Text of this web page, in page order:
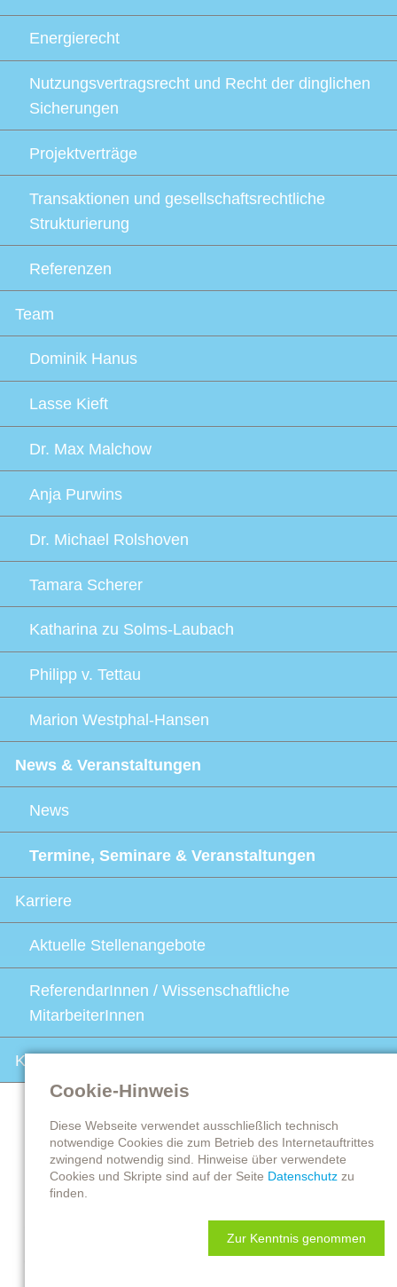
Energierecht
Nutzungsvertragsrecht und Recht der dinglichen
Sicherungen
Projektverträge
Transaktionen und gesellschaftsrechtliche
Strukturierung
Referenzen
Team
Dominik Hanus
Lasse Kieft
Dr. Max Malchow
Anja Purwins
Dr. Michael Rolshoven
Tamara Scherer
Katharina zu Solms-Laubach
Philipp v. Tettau
Marion Westphal-Hansen
News & Veranstaltungen
News
Termine, Seminare & Veranstaltungen
Karriere
Aktuelle Stellenangebote
ReferendarInnen / Wissenschaftliche
MitarbeiterInnen
Kontakt
Entschieden für Erneuerbare
das Team der tettau Partnerschaft
Cookie-Hinweis
Diese Webseite verwendet ausschließlich technisch
notwendige Cookies die zum Betrieb des Internetauftrittes
zwingend notwendig sind. Hinweise über verwendete
Cookies und Skripte sind auf der Seite Datenschutz zu
finden.
Zur Kenntnis genommen